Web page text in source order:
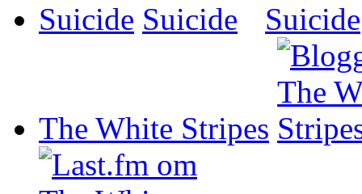
Suicide
The White Stripes